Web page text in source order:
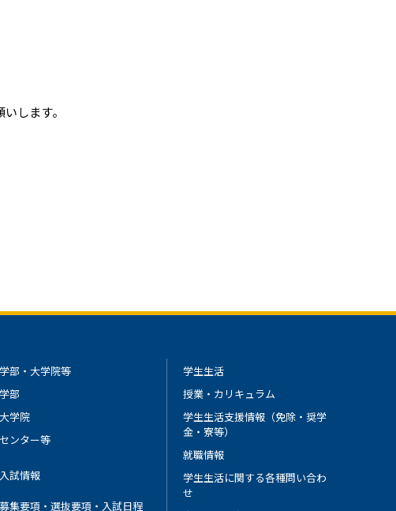
します。
学部・大学院等
学部
大学院
センター等
入試情報
募集要項・選抜要項・入試日程
学生生活
授業・カリキュラム
学生生活支援情報（免除・奨学
金・寮等）
就職情報
学生生活に関する各種問い合わ
せ